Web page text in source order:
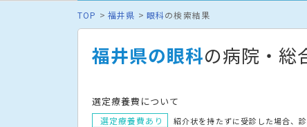
TOP 福井県 眼科の検索結果
福井県の眼科の病院・総
選定療養費について
選定療養費あり
紹介状を持たずに受診した場合、